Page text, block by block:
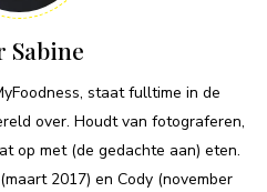
Sabine
staat fulltime in de
over. Houdt van fotograferen,
op met (de gedachte aan) eten.
2017) en Cody (november